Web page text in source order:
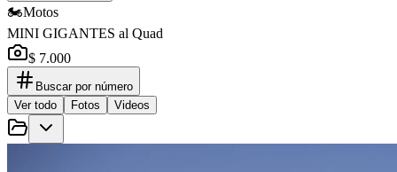
🏍️Motos
MINI GIGANTES al Quad
$ 7.000
Buscar por número
Ver todo
Fotos Videos